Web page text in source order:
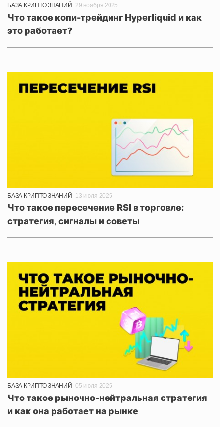
БАЗА КРИПТО ЗНАНИЙ 29 ноября 2025
Что такое копи-трейдинг Hyperliquid и как
это работает?
БАЗА КРИПТО ЗНАНИЙ 13 июля 2025
Что такое пересечение RSI в торговле:
стратегия, сигналы и советы
БАЗА КРИПТО ЗНАНИЙ 05 июля 2025
Что такое рыночно-нейтральная стратегия
и как она работает на рынке